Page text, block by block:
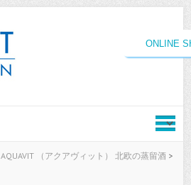
ONLINE
AQUAVIT （アクアヴィット） 北欧の蒸留酒>